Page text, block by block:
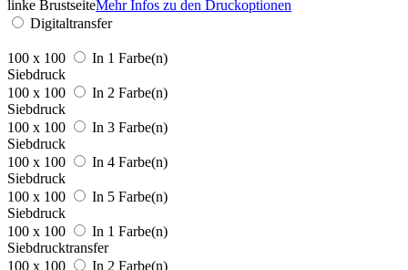
linke BrustseiteMehr Infos zu den Druckoptionen
Digitaltransfer
100 x 100
In 1 Farbe(n)
Siebdruck
100 x 100
In 2 Farbe(n)
Siebdruck
100 x 100
In 3 Farbe(n)
Siebdruck
100 x 100
In 4 Farbe(n)
Siebdruck
100 x 100
In 5 Farbe(n)
Siebdruck
100 x 100
In 1 Farbe(n)
Siebdrucktransfer
100 x 100
In 2 Farbe(n)